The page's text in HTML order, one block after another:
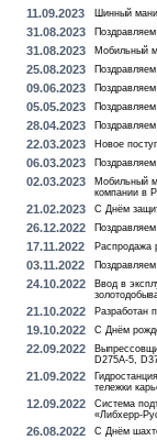
11.09.2023 Шинный
31.08.2023
31.08.2023 Мобильный
25.08.2023
09.06.2023
05.05.2023
28.04.2023
22.03.2023 Новое
06.03.2023
02.03.2023
Мобильный
компании в
21.02.2023 С Днём
26.12.2022
17.11.2022 Распродажа
03.11.2022
24.10.2022
Ввод в
21.10.2022 Разработан
19.10.2022 С Днём
22.09.2022
D275A-5,
21.09.2022
тележки
12.09.2022
Система
«Либхерр-
26.08.2022 С Днём